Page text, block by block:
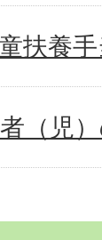
扶養
（児